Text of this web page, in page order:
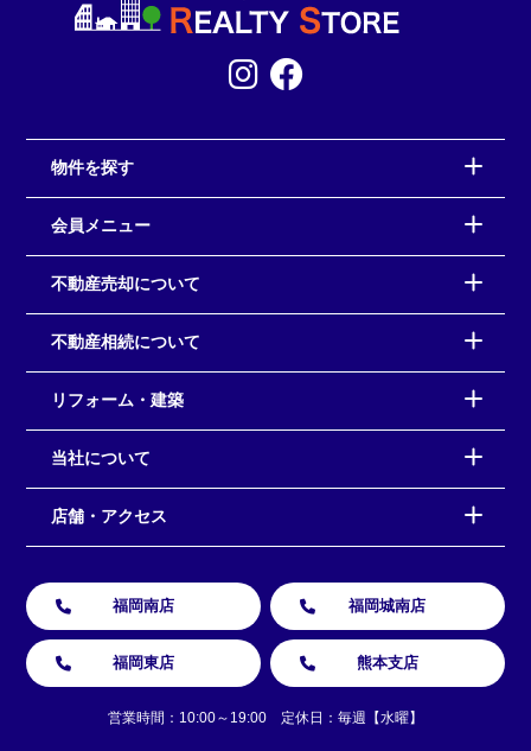
物件を探す
会員メニュー
不動産売却について
不動産相続について
リフォーム・建築
当社について
店舗・アクセス
福岡南店 福岡城南店
福岡東店 熊本支店
営業時間：10:00～19:00 定休日：毎週【水曜】